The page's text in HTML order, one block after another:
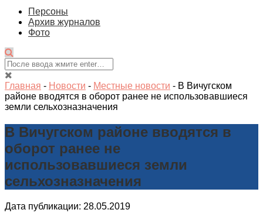
Персоны
Архив журналов
Фото
Главная - Новости - Местные новости - В Вичугском
районе вводятся в оборот ранее не использовавшиеся
земли сельхозназначения
В Вичугском районе вводятся в
оборот ранее не
использовавшиеся земли
сельхозназначения
Дата публикации: 28.05.2019